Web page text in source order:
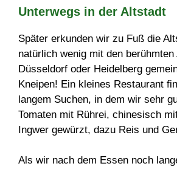
Unterwegs in der Altstadt
Später erkunden wir zu Fuß die
natürlich wenig mit den
Düsseldorf oder Heidelberg
Kneipen! Ein kleines Restaurant
langem Suchen, in dem wir sehr
Tomaten mit Rührei, chinesisch
Ingwer gewürzt, dazu Reis und
Als wir nach dem Essen noch